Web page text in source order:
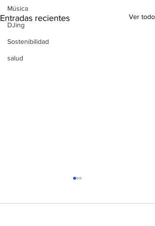
Música
DJing
Sostenibilidad
salud
Entradas recientes Ver todo